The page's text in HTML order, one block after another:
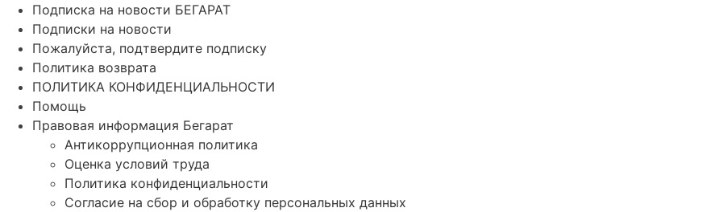
Подписка на новости БЕГАРАТ
Подписки на новости
Пожалуйста, подтвердите подписку
Политика возврата
ПОЛИТИКА КОНФИДЕНЦИАЛЬНОСТИ
Помощь
Правовая информация Бегарат
Антикоррупционная политика
Оценка условий труда
Политика конфиденциальности
Согласие на сбор и обработку персональных данных